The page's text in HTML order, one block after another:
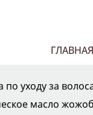
ГЛАВНАЯ
по уходу за
масло